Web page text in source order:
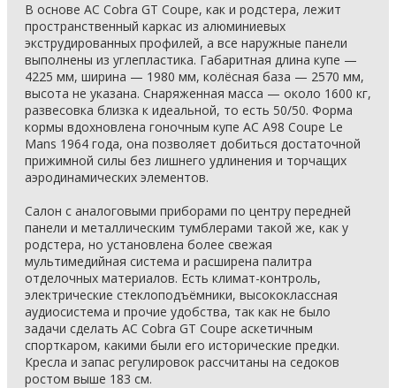
В основе AC Cobra GT Coupe, как и родстера, лежит
пространственный каркас из алюминиевых
экструдированных профилей, а все наружные панели
выполнены из углепластика. Габаритная длина купе —
4225 мм, ширина — 1980 мм, колёсная база — 2570 мм,
высота не указана. Снаряженная масса — около 1600 кг,
развесовка близка к идеальной, то есть 50/50. Форма
кормы вдохновлена гоночным купе AC A98 Coupe Le
Mans 1964 года, она позволяет добиться достаточной
прижимной силы без лишнего удлинения и торчащих
аэродинамических элементов.
Салон с аналоговыми приборами по центру передней
панели и металлическим тумблерами такой же, как у
родстера, но установлена более свежая
мультимедийная система и расширена палитра
отделочных материалов. Есть климат-контроль,
электрические стеклоподъёмники, высококлассная
аудиосистема и прочие удобства, так как не было
задачи сделать AC Cobra GT Coupe аскетичным
спорткаром, какими были его исторические предки.
Кресла и запас регулировок рассчитаны на седоков
ростом выше 183 см.